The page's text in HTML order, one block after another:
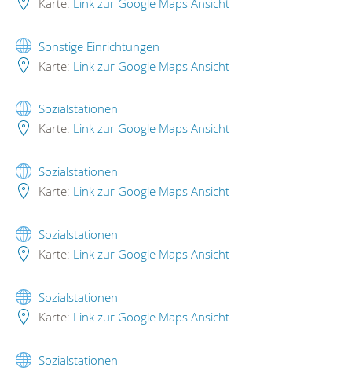
Sonstige Einrichtungen
Karte: Link zur Google Maps Ansicht
Sozialstationen
Karte: Link zur Google Maps Ansicht
Sozialstationen
Karte: Link zur Google Maps Ansicht
Sozialstationen
Karte: Link zur Google Maps Ansicht
Sozialstationen
Karte: Link zur Google Maps Ansicht
Sozialstationen